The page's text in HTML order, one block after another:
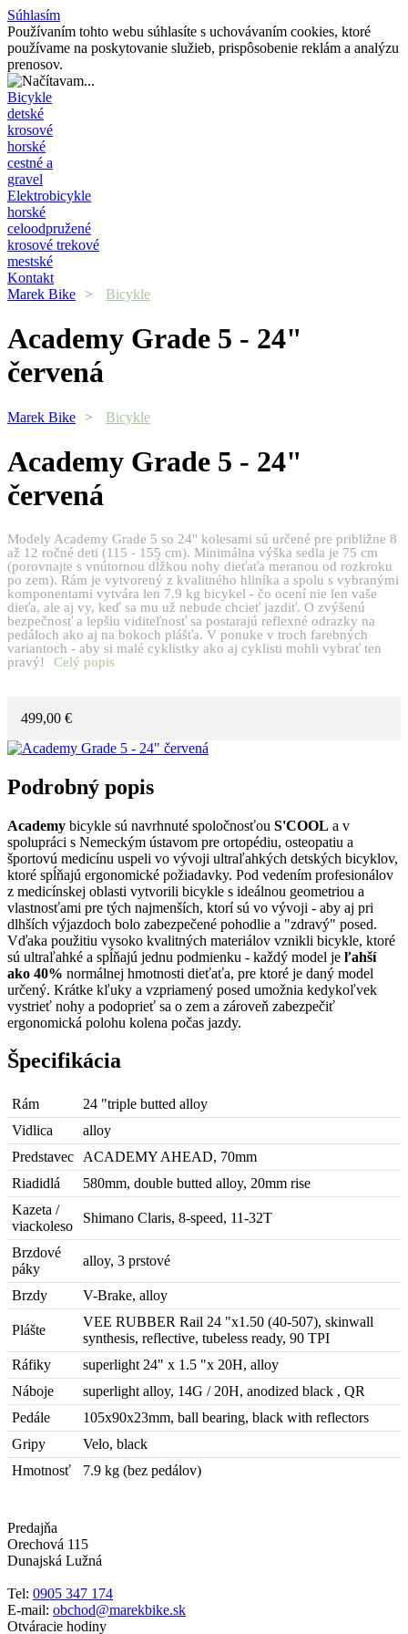
Súhlasím
Používaním tohto webu súhlasíte s uchovávaním cookies, ktoré
používame na poskytovanie služieb, prispôsobenie reklám a analýzu
prenosov.
Bicykle
detské
krosové
horské
cestné a
gravel
Elektrobicykle
horské
celoodpružené
krosové trekové
mestské
Kontakt
Marek Bike
> Bicykle
Academy Grade 5 - 24"
červená
Marek Bike > Bicykle
Academy Grade 5 - 24"
červená
Modely Academy Grade 5 so 24" kolesami sú určené pre približne 8
až 12 ročné deti (115 - 155 cm). Minimálna výška sedla je 75 cm
(porovnajte s vnútornou dĺžkou nohy dieťaťa meranou od rozkroku
po zem). Rám je vytvorený z kvalitného hliníka a spolu s vybranými
komponentami vytvára len 7.9 kg bicykel - čo ocení nie len vaše
dieťa, ale aj vy, keď sa mu už nebude chcieť jazdiť. O zvýšenú
bezpečnosť a lepšiu viditeľnosť sa postarajú reflexné odrazky na
pedáloch ako aj na bokoch plášťa. V ponuke v troch farebných
variantoch - aby si malé cyklistky ako aj cyklisti mohli vybrať ten
pravý!
Celý popis
499,00 €
Podrobný popis
Academy bicykle sú navrhnuté spoločnosťou S'COOL a v
spolupráci s Nemeckým ústavom pre ortopédiu, osteopatiu a
športovú medicínu uspeli vo vývoji ultraľahkých detských bicyklov,
ktoré spĺňajú ergonomické požiadavky. Pod vedením profesionálov
z medicínskej oblasti vytvorili bicykle s ideálnou geometriou a
vlastnosťami pre tých najmenších, ktorí sú vo vývoji - aby aj pri
dlhších výjazdoch bolo zabezpečené pohodlie a "zdravý" posed.
Vďaka použitiu vysoko kvalitných materiálov vznikli bicykle, ktoré
sú ultraľahké a spĺňajú jednu podmienku - každý model je ľahší
ako 40% normálnej hmotnosti dieťaťa, pre ktoré je daný model
určený. Krátke kľuky a vzpriamený posed umožnia kedykoľvek
vystrieť nohy a podoprieť sa o zem a zároveň zabezpečiť
ergonomická polohu kolena počas jazdy.
Špecifikácia
Rám
24 "triple butted alloy
Vidlica
alloy
Predstavec
ACADEMY AHEAD, 70mm
Riadidlá
580mm, double butted alloy, 20mm rise
Kazeta /
viackoleso
Shimano Claris, 8-speed, 11-32T
Brzdové
páky
alloy, 3 prstové
Brzdy V-Brake, alloy
Plášte
VEE RUBBER Rail 24 "x1.50 (40-507), skinwall
synthesis, reflective, tubeless ready, 90 TPI
Ráfiky
superlight 24" x 1.5 "x 20H, alloy
Náboje
superlight alloy, 14G / 20H, anodized black , QR
Pedále
105x90x23mm, ball bearing, black with reflectors
Gripy
Velo, black
Hmotnosť
7.9 kg (bez pedálov)
Predajňa
Orechová 115
Dunajská Lužná
Tel: 0905 347 174
E-mail: obchod@marekbike.sk
Otváracie hodiny